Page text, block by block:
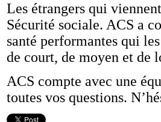
Les étrangers qui
Sécurité sociale. ACS a
santé performantes qui
de court, de moyen et de
ACS compte avec une
toutes vos questions.